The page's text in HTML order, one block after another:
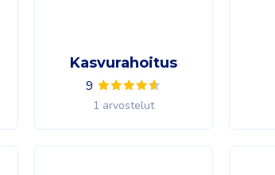
Kasvurahoitus
9
1 arvostelut